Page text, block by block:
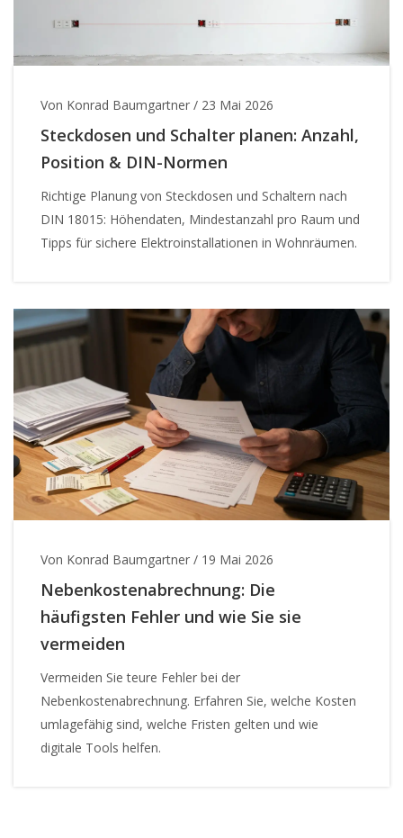
Von Konrad Baumgartner / 23 Mai 2026
Steckdosen und Schalter planen: Anzahl,
Position & DIN-Normen
Richtige Planung von Steckdosen und Schaltern nach
DIN 18015: Höhendaten, Mindestanzahl pro Raum und
Tipps für sichere Elektroinstallationen in Wohnräumen.
Von Konrad Baumgartner / 19 Mai 2026
Nebenkostenabrechnung: Die
häufigsten Fehler und wie Sie sie
vermeiden
Vermeiden Sie teure Fehler bei der
Nebenkostenabrechnung. Erfahren Sie, welche Kosten
umlagefähig sind, welche Fristen gelten und wie
digitale Tools helfen.